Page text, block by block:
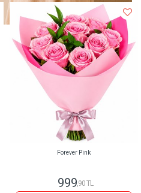
Forever Pink
999,90 TL